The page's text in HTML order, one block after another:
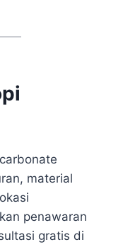
material
penawaran
gratis di